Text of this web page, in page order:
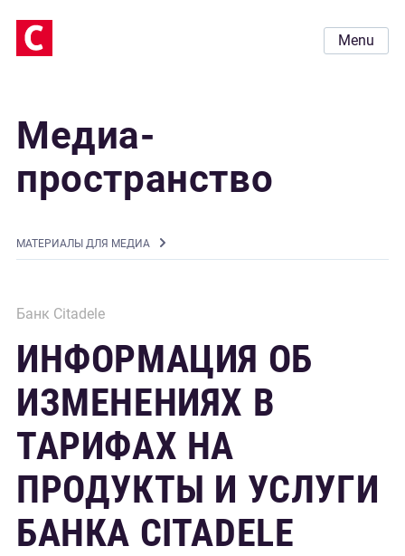
Menu
Медиа-
пространство
MАТЕРИАЛЫ ДЛЯ МЕДИА
Банк Citadele
ИНФОРМАЦИЯ ОБ
ИЗМЕНЕНИЯХ В
ТАРИФАХ НА
ПРОДУКТЫ И УСЛУГИ
БАНКА CITADELE